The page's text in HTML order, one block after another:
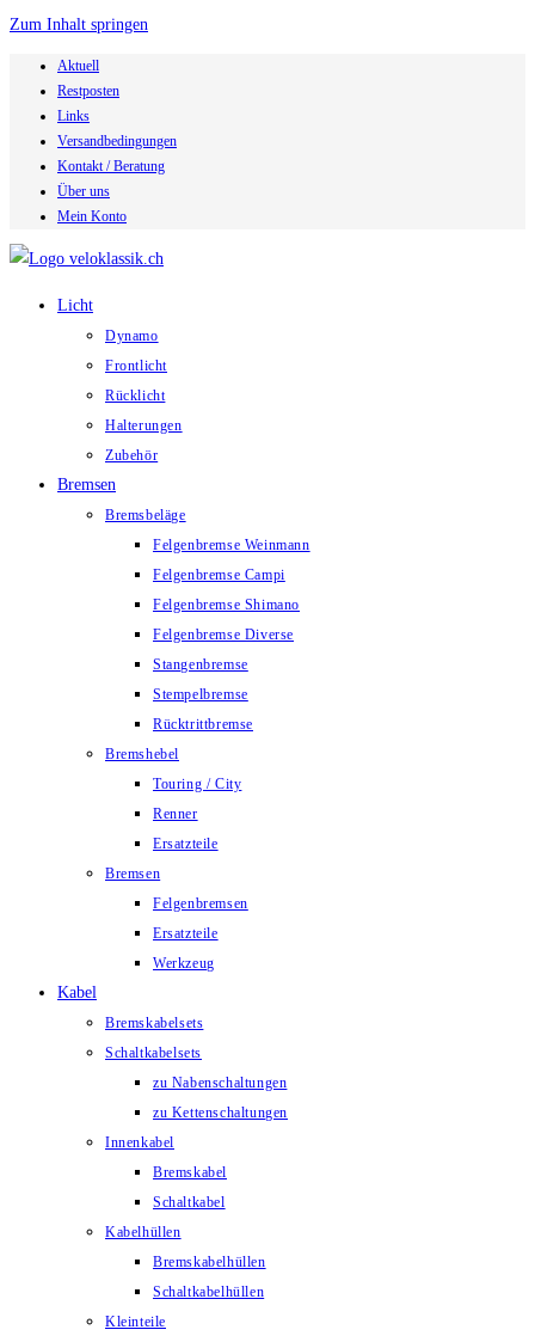
Zum Inhalt springen
Aktuell
Restposten
Links
Versandbedingungen
Kontakt / Beratung
Über uns
Mein Konto
Licht
Dynamo
Frontlicht
Rücklicht
Halterungen
Zubehör
Bremsen
Bremsbeläge
Felgenbremse Weinmann
Felgenbremse Campi
Felgenbremse Shimano
Felgenbremse Diverse
Stangenbremse
Stempelbremse
Rücktrittbremse
Bremshebel
Touring / City
Renner
Ersatzteile
Bremsen
Felgenbremsen
Ersatzteile
Werkzeug
Kabel
Bremskabelsets
Schaltkabelsets
zu Nabenschaltungen
zu Kettenschaltungen
Innenkabel
Bremskabel
Schaltkabel
Kabelhüllen
Bremskabelhüllen
Schaltkabelhüllen
Kleinteile